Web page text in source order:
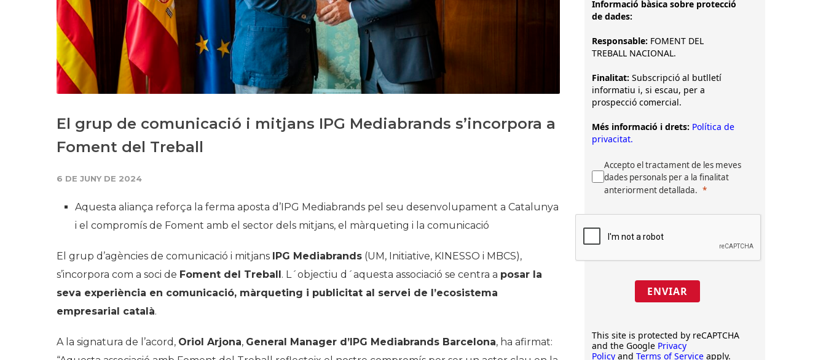
El grup de comunicació i mitjans IPG Mediabrands s’incorpora a
Foment del Treball
6 DE JUNY DE 2024
Aquesta aliança reforça la ferma aposta d’IPG Mediabrands pel seu desenvolupament a Catalunya
i el compromís de Foment amb el sector dels mitjans, el màrqueting i la comunicació
El grup d’agències de comunicació i mitjans IPG Mediabrands (UM, Initiative, KINESSO i MBCS),
s’incorpora com a soci de Foment del Treball. L´objectiu d´aquesta associació se centra a posar la
seva experiència en comunicació, màrqueting i publicitat al servei de l’ecosistema
empresarial català.
A la signatura de l’acord, Oriol Arjona, General Manager d’IPG Mediabrands Barcelona, ​​ha afirmat:
Informació bàsica sobre protecció
de dades:
Responsable: FOMENT DEL
TREBALL NACIONAL.
Finalitat: Subscripció al butlletí
informatiu i, si escau, per a
prospecció comercial.
Més informació i drets: Política de
privacitat.
Accepto el tractament de les meves
dades personals per a la finalitat
anteriorment detallada.
ENVIAR
This site is protected by reCAPTCHA
and the Google Privacy
Policy and Terms of Service apply.